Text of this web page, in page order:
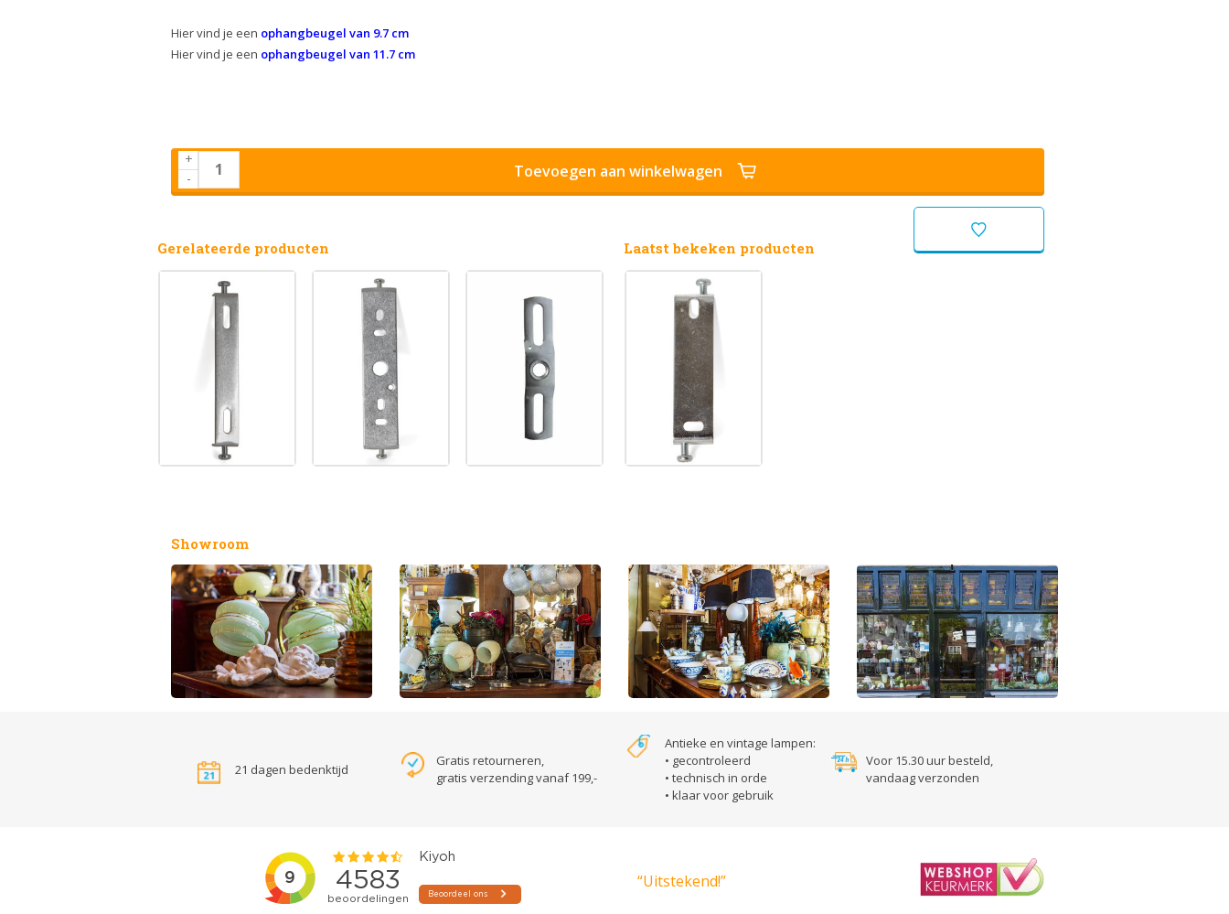
Hier vind je een ophangbeugel van 9.7 cm
Hier vind je een ophangbeugel van 11.7 cm
+
-
Toevoegen aan winkelwagen
Gerelateerde producten Laatst bekeken producten
Showroom
21 dagen bedenktijd
Gratis retourneren,
gratis verzending vanaf 199,-
Antieke en vintage lampen:
• gecontroleerd
• technisch in orde
• klaar voor gebruik
Voor 15.30 uur besteld,
vandaag verzonden
“Uitstekend!”